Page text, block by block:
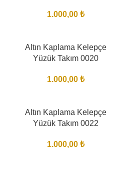
1.000,00 ₺
Altın Kaplama Kelepçe
Yüzük Takım 0020
1.000,00 ₺
Altın Kaplama Kelepçe
Yüzük Takım 0022
1.000,00 ₺